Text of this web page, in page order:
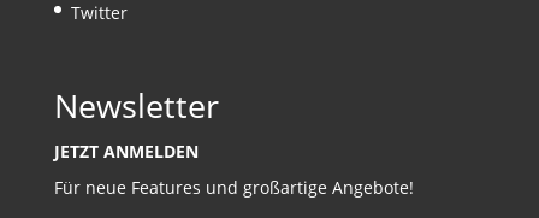
Twitter
Newsletter
JETZT ANMELDEN
Für neue Features und großartige Angebote!